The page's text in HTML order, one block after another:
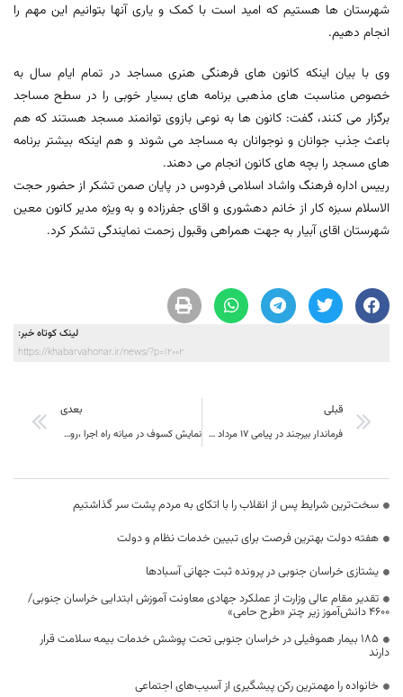
شهرستان ها هستیم که امید است با کمک و یاری آنها بتوانیم این مهم را
انجام دهیم.
وی با بیان اینکه کانون های فرهنگی هنری مساجد در تمام ایام سال به
خصوص مناسبت های مذهبی برنامه های بسیار خوبی را در سطح مساجد
برگزار می کنند، گفت: کانون ها به نوعی بازوی توانمند مسجد هستند که هم
باعث جذب جوانان و نوجوانان به مساجد می شوند و هم اینکه بیشتر برنامه
های مسجد را بچه های کانون انجام می دهند.
رییس اداره فرهنگ واشاد اسلامی فردوس در پایان صمن تشکر از حضور حجت
الاسلام سبزه کار از خانم دهشوری و اقای جفرزاده و به ویژه مدیر کانون معین
شهرستان اقای آبیار به جهت همراهی وقبول زحمت نمایندگی تشکر کرد.
لینک کوتاه خبر:
https://khabarvahonar.ir/news/?p=12002
قبلی
فرماندار بیرجند در پیامی 17 مرداد سالروز شهادت شهید محمود صارمی و روز خبرنگار را تبریک گفت
بعدی
نمایش کسوف در میانه راه اجرا ،روزهای گرم تئاتر و سرمازدگی در هنرهای دیگر
سخت‌ترین شرایط پس از انقلاب را با اتکای به مردم پشت سر گذاشتیم
هفته دولت بهترین فرصت برای تبیین خدمات نظام و دولت
یشتازی خراسان جنوبی در پرونده ثبت جهانی آسبادها
تقدیر مقام عالی وزارت از عملکرد جهادی معاونت آموزش ابتدایی خراسان جنوبی/
۴۶۰۰ دانش‌آموز زیر چتر «طرح حامی»
۱۸۵ بیمار هموفیلی در خراسان جنوبی تحت پوشش خدمات بیمه سلامت قرار
دارند
خانواده را مهمترین رکن پیشگیری از آسیب‌های اجتماعی